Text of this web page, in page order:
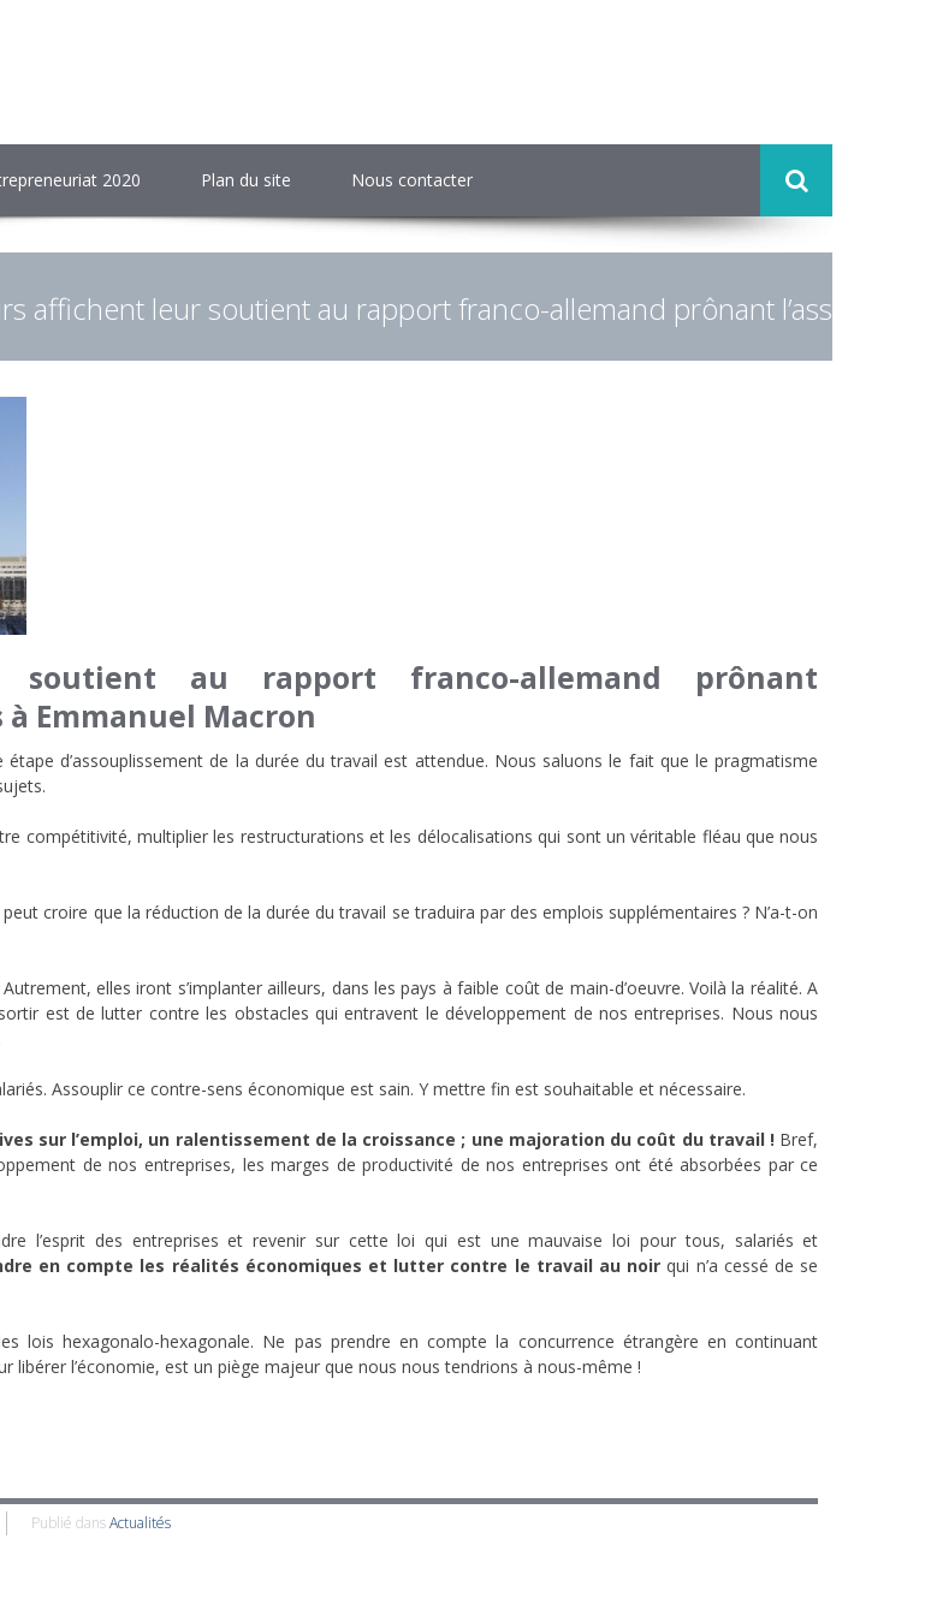
2020 Plan du site Nous contacter
affichent leur soutient au rapport franco-allemand prônant
au rapport franco-allemand prônant
à Emmanuel Macron
étape d’assouplissement de la durée du travail est attendue. Nous saluons le fait que le pragmatisme
compétitivité, multiplier les restructurations et les délocalisations qui sont un véritable fléau que nous
croire que la réduction de la durée du travail se traduira par des emplois supplémentaires ? N’a-t-on
elles iront s’implanter ailleurs, dans les pays à faible coût de main-d’oeuvre. Voilà la réalité. A
est de lutter contre les obstacles qui entravent le développement de nos entreprises. Nous nous
Assouplir ce contre-sens économique est sain. Y mettre fin est souhaitable et nécessaire.
sur l’emploi, un ralentissement de la croissance ; une majoration du coût du travail ! Bref,
de nos entreprises, les marges de productivité de nos entreprises ont été absorbées par ce
l’esprit des entreprises et revenir sur cette loi qui est une mauvaise loi pour tous, salariés et
en compte les réalités économiques et lutter contre le travail au noir qui n’a cessé de se
lois hexagonalo-hexagonale. Ne pas prendre en compte la concurrence étrangère en continuant
libérer l’économie, est un piège majeur que nous nous tendrions à nous-même !
Publié dansActualités